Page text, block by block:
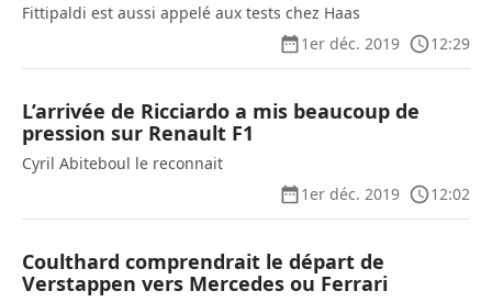
Fittipaldi est aussi appelé aux tests chez Haas
1er déc. 2019
12:29
L’arrivée de Ricciardo a mis beaucoup de
pression sur Renault F1
Cyril Abiteboul le reconnait
1er déc. 2019
12:02
Coulthard comprendrait le départ de
Verstappen vers Mercedes ou Ferrari